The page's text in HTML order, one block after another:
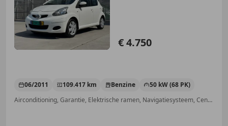
€ 4.750
06/2011 109.417 km Benzine
50 kW (68 PK)
Airconditioning, Garantie, Elektrische ramen, Navigatiesysteem, Centrale deurvergrendeling met afstandsbediening, Isofix, Bluetooth, Met onderhoudshistorie